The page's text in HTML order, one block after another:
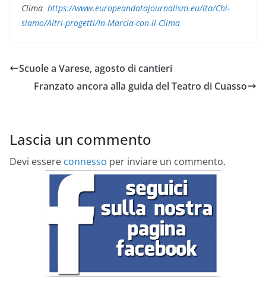
Clima https://www.europeandatajournalism.eu/ita/Chi-
siamo/Altri-progetti/In-Marcia-con-il-Clima
Scuole a Varese, agosto di cantieri
Franzato ancora alla guida del Teatro di Cuasso
Lascia un commento
Devi essere connesso per inviare un commento.